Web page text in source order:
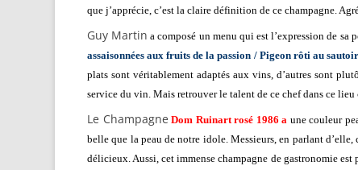
que j’apprécie, c’est la claire définition de ce champagne.
Guy Martin a composé un menu qui est l’expression de sa
assaisonnées aux fruits de la passion / Pigeon rôti au
plats sont véritablement adaptés aux vins, d’autres sont
service du vin. Mais retrouver le talent de ce chef dans ce
Le Champagne Dom Ruinart rosé 1986 a une couleur
belle que la peau de notre idole. Messieurs, en parlant
délicieux. Aussi, cet immense champagne de gastronomie